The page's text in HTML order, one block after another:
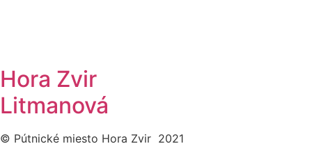
Hora Zvir
Litmanová
© Pútnické miesto Hora Zvir 2021